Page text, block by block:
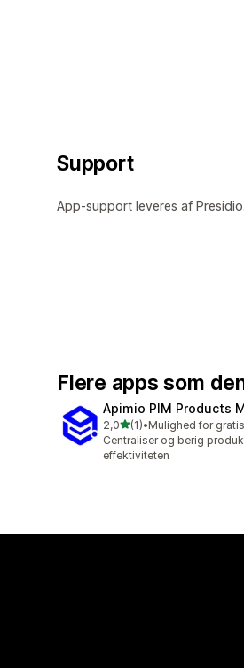
Support
App-support leveres af Presidio.
Flere apps som
Apimio PIM Products
2,0ud af 5 stjerner
(1)
1 anmeldelser i alt
•Mulighed for
Centraliser og berig
effektiviteten